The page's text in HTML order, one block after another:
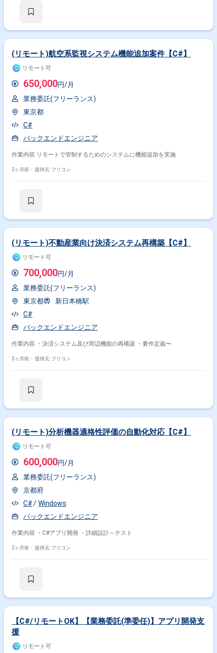
(リモート)航空系監視システム機能追加案件【C#】
リモート可
650,000円/月
業務委託(フリーランス)
東京都
C#
バックエンドエンジニア
作業内容 リモートで管制するためのシステムに機能追加を実施
2ヶ月前・ 提供元: フリコン
(リモート)不動産業向け決済システム再構築【C#】
リモート可
700,000円/月
業務委託(フリーランス)
東京都
新日本橋駅
C#
バックエンドエンジニア
作業内容 ・決済システム及び周辺機能の再構築 ・要件定義〜
2ヶ月前・ 提供元: フリコン
(リモート)分析機器適格性評価の自動化対応【C#】
リモート可
600,000円/月
業務委託(フリーランス)
京都府
C#
Windows
バックエンドエンジニア
作業内容 ・C#アプリ開発 ・詳細設計～テスト
2ヶ月前・ 提供元: フリコン
【C#/リモートOK】【業務委託(準委任)】アプリ開発支
援
リモート可